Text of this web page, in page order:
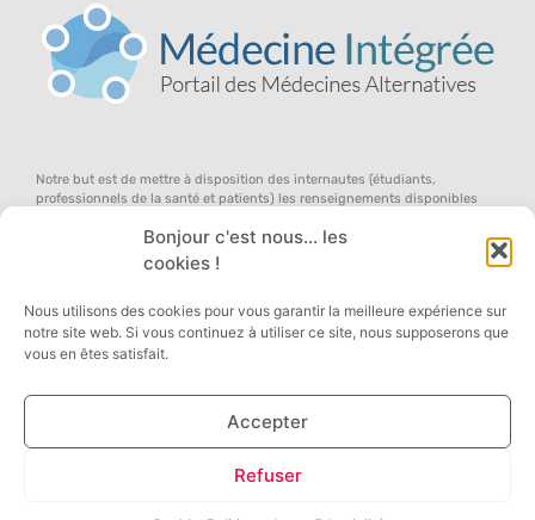
Bonjour c'est nous... les
cookies !
Nous utilisons des cookies pour vous garantir la meilleure expérience sur
notre site web. Si vous continuez à utiliser ce site, nous supposerons que
vous en êtes satisfait.
Accepter
Refuser
Notre but est de mettre à disposition des internautes (étudiants,
professionnels de la santé et patients) les renseignements disponibles
complementary and alternative medicine »), au sein d’un concept global
d’équilibre du terrain, pour qu’ils participent avec nous au débat ouvert
sur la médecine de demain … dans une approche systémique de la santé,